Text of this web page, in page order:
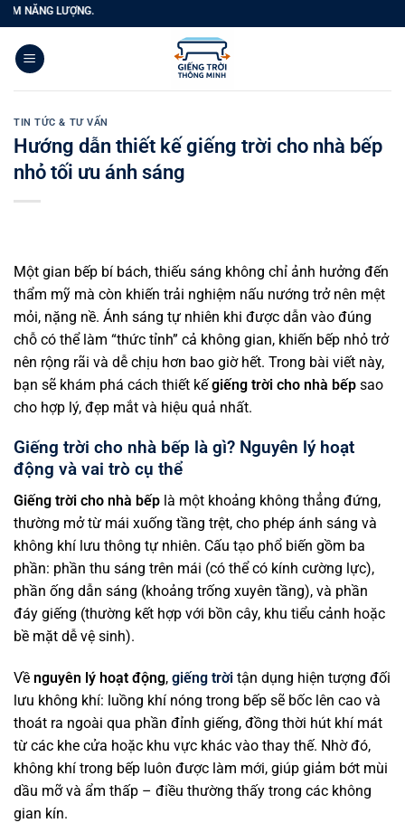
Bỏ
qua
nội
dung
TIN TỨC & TƯ VẤN
Hướng dẫn thiết kế giếng trời cho nhà bếp
nhỏ tối ưu ánh sáng
Một gian bếp bí bách, thiếu sáng không chỉ ảnh hưởng đến
thẩm mỹ mà còn khiến trải nghiệm nấu nướng trở nên mệt
mỏi, nặng nề. Ánh sáng tự nhiên khi được dẫn vào đúng
chỗ có thể làm “thức tỉnh” cả không gian, khiến bếp nhỏ trở
nên rộng rãi và dễ chịu hơn bao giờ hết. Trong bài viết này,
bạn sẽ khám phá cách thiết kếgiếng trời cho nhà bếp sao
cho hợp lý, đẹp mắt và hiệu quả nhất.
Giếng trời cho nhà bếp là gì? Nguyên lý hoạt
động và vai trò cụ thể
Giếng trời cho nhà bếp là một khoảng không thẳng đứng,
thường mở từ mái xuống tầng trệt, cho phép ánh sáng và
không khí lưu thông tự nhiên. Cấu tạo phổ biến gồm ba
phần: phần thu sáng trên mái (có thể có kính cường lực),
phần ống dẫn sáng (khoảng trống xuyên tầng), và phần
đáy giếng (thường kết hợp với bồn cây, khu tiểu cảnh hoặc
bề mặt dễ vệ sinh).
Về nguyên lý hoạt động, giếng trời tận dụng hiện tượng đối
lưu không khí: luồng khí nóng trong bếp sẽ bốc lên cao và
thoát ra ngoài qua phần đỉnh giếng, đồng thời hút khí mát
từ các khe cửa hoặc khu vực khác vào thay thế. Nhờ đó,
không khí trong bếp luôn được làm mới, giúp giảm bớt mùi
dầu mỡ và ẩm thấp – điều thường thấy trong các không
gian kín.